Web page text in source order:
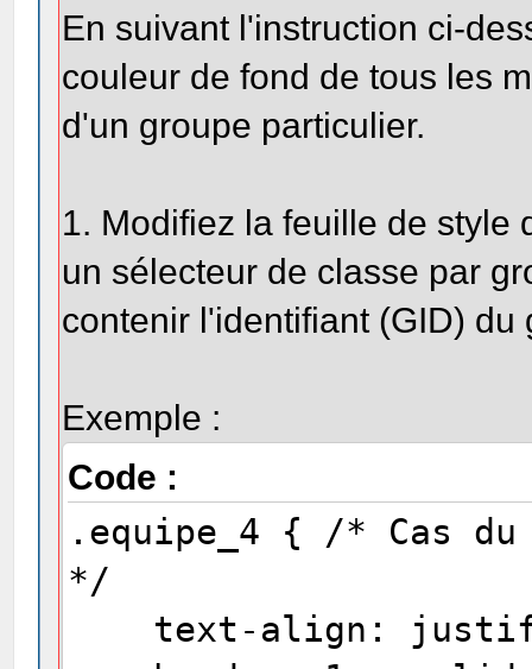
En suivant l'instruction ci-
couleur de fond de tous les
d'un groupe particulier.
1. Modifiez la feuille de style
un sélecteur de classe par
contenir l'identifiant (GID)
Exemple :
Code :
.equipe_4 { /* Cas
*/
text-align: